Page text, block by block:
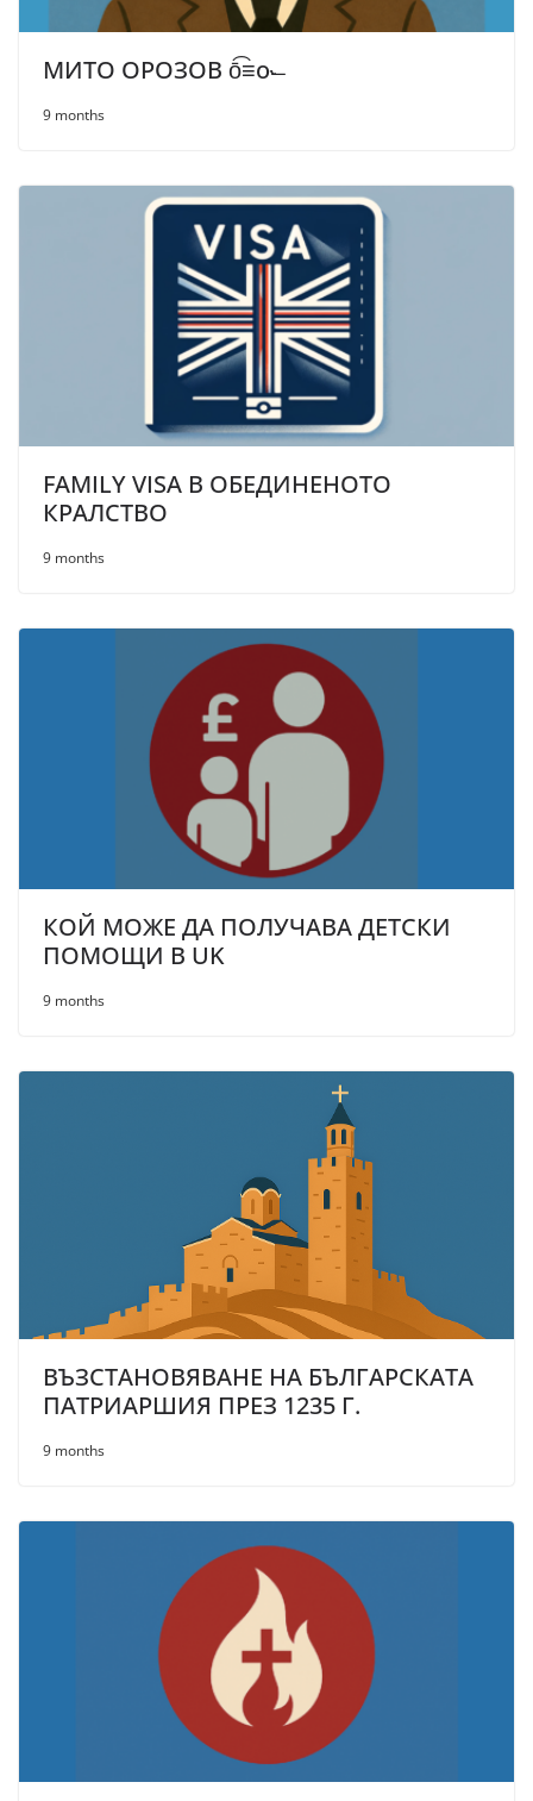
МИТО ОРОЗОВ ō͡≡o˞̶
9 months
FAMILY VISA В ОБЕДИНЕНОТО
КРАЛСТВО
9 months
КОЙ МОЖЕ ДА ПОЛУЧАВА ДЕТСКИ
ПОМОЩИ В UK
9 months
ВЪЗСТАНОВЯВАНЕ НА БЪЛГАРСКАТА
ПАТРИАРШИЯ ПРЕЗ 1235 Г.
9 months